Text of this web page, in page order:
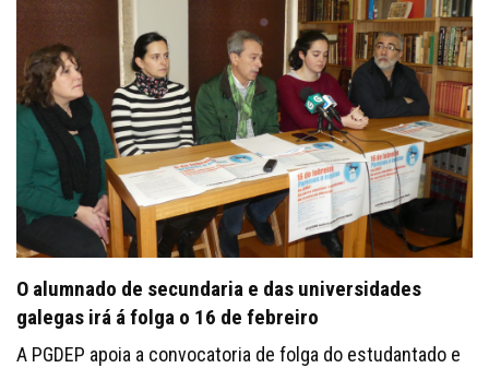
O alumnado de secundaria e das universidades
galegas irá á folga o 16 de febreiro
A PGDEP apoia a convocatoria de folga do estudantado e